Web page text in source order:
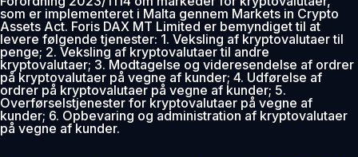
som er implementeret i Malta gennem Markets in Crypto
Assets Act. Foris DAX MT Limited er bemyndiget til at
levere følgende tjenester: 1. Veksling af kryptovalutaer til
penge; 2. Veksling af kryptovalutaer til andre
kryptovalutaer; 3. Modtagelse og videresendelse af ordrer
på kryptovalutaer på vegne af kunder; 4. Udførelse af
ordrer på kryptovalutaer på vegne af kunder; 5.
Overførselstjenester for kryptovalutaer på vegne af
kunder; 6. Opbevaring og administration af kryptovalutaer
på vegne af kunder.